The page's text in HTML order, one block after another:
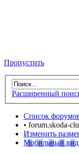
Пропустить
Расширенный
Список
• forum.skoda-
Изменить
Мобильный вид